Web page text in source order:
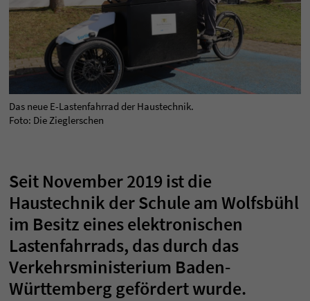
Das neue E-Lastenfahrrad der Haustechnik.
Foto: Die Zieglerschen
Seit November 2019 ist die
Haustechnik der Schule am Wolfsbühl
im Besitz eines elektronischen
Lastenfahrrads, das durch das
Verkehrsministerium Baden-
Württemberg gefördert wurde.